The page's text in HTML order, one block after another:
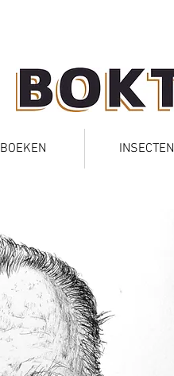
BOEKEN INSECTEN